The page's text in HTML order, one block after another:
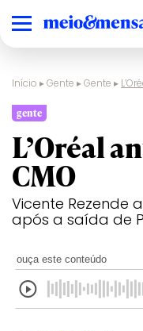
Início ▸Gente ▸Gente ▸
gente
L’Oréal
CMO
Vicente Rezende
após a saída de
ouça este conteúdo